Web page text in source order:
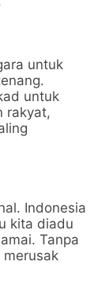
untuk
untuk
rakyat,
Indonesia
kita diadu
Tanpa
merusak